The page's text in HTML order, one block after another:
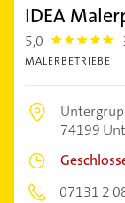
IDEA
5,0 5.0
MALERBETRIEBE
74199
07131 2